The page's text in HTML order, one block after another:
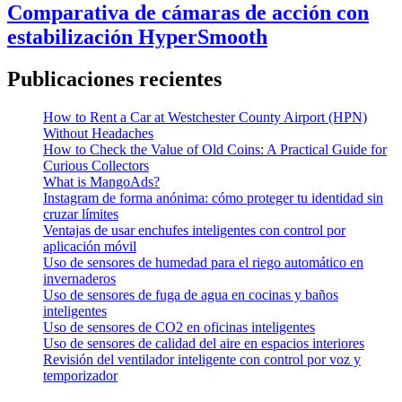
Comparativa de cámaras de acción con
estabilización HyperSmooth
Publicaciones recientes
How to Rent a Car at Westchester County Airport (HPN)
Without Headaches
How to Check the Value of Old Coins: A Practical Guide for
Curious Collectors
What is MangoAds?
Instagram de forma anónima: cómo proteger tu identidad sin
cruzar límites
Ventajas de usar enchufes inteligentes con control por
aplicación móvil
Uso de sensores de humedad para el riego automático en
invernaderos
Uso de sensores de fuga de agua en cocinas y baños
inteligentes
Uso de sensores de CO2 en oficinas inteligentes
Uso de sensores de calidad del aire en espacios interiores
Revisión del ventilador inteligente con control por voz y
temporizador